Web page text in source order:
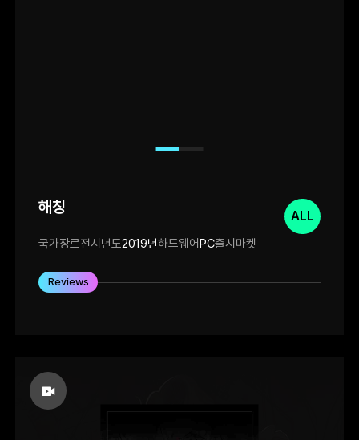
ALL
해칭
국가장르전시년도2019년하드웨어PC출시마켓
Reviews